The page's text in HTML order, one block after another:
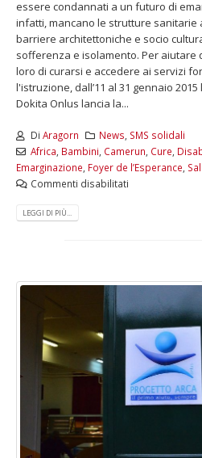
essere condannati a un futuro di
infatti, mancano le strutture sanitarie
barriere architettoniche e socio
sofferenza e isolamento. Per aiutare
loro di curarsi e accedere ai servizi
l'istruzione, dall’11 al 31 gennaio
Dokita Onlus lancia la...
Di Aragorn News SMS solidali
Africa Bambini Camerun Cure
Emarginazione Foyer de l’Esperance
Commenti disabilitati
LEGGI DI PIÙ...